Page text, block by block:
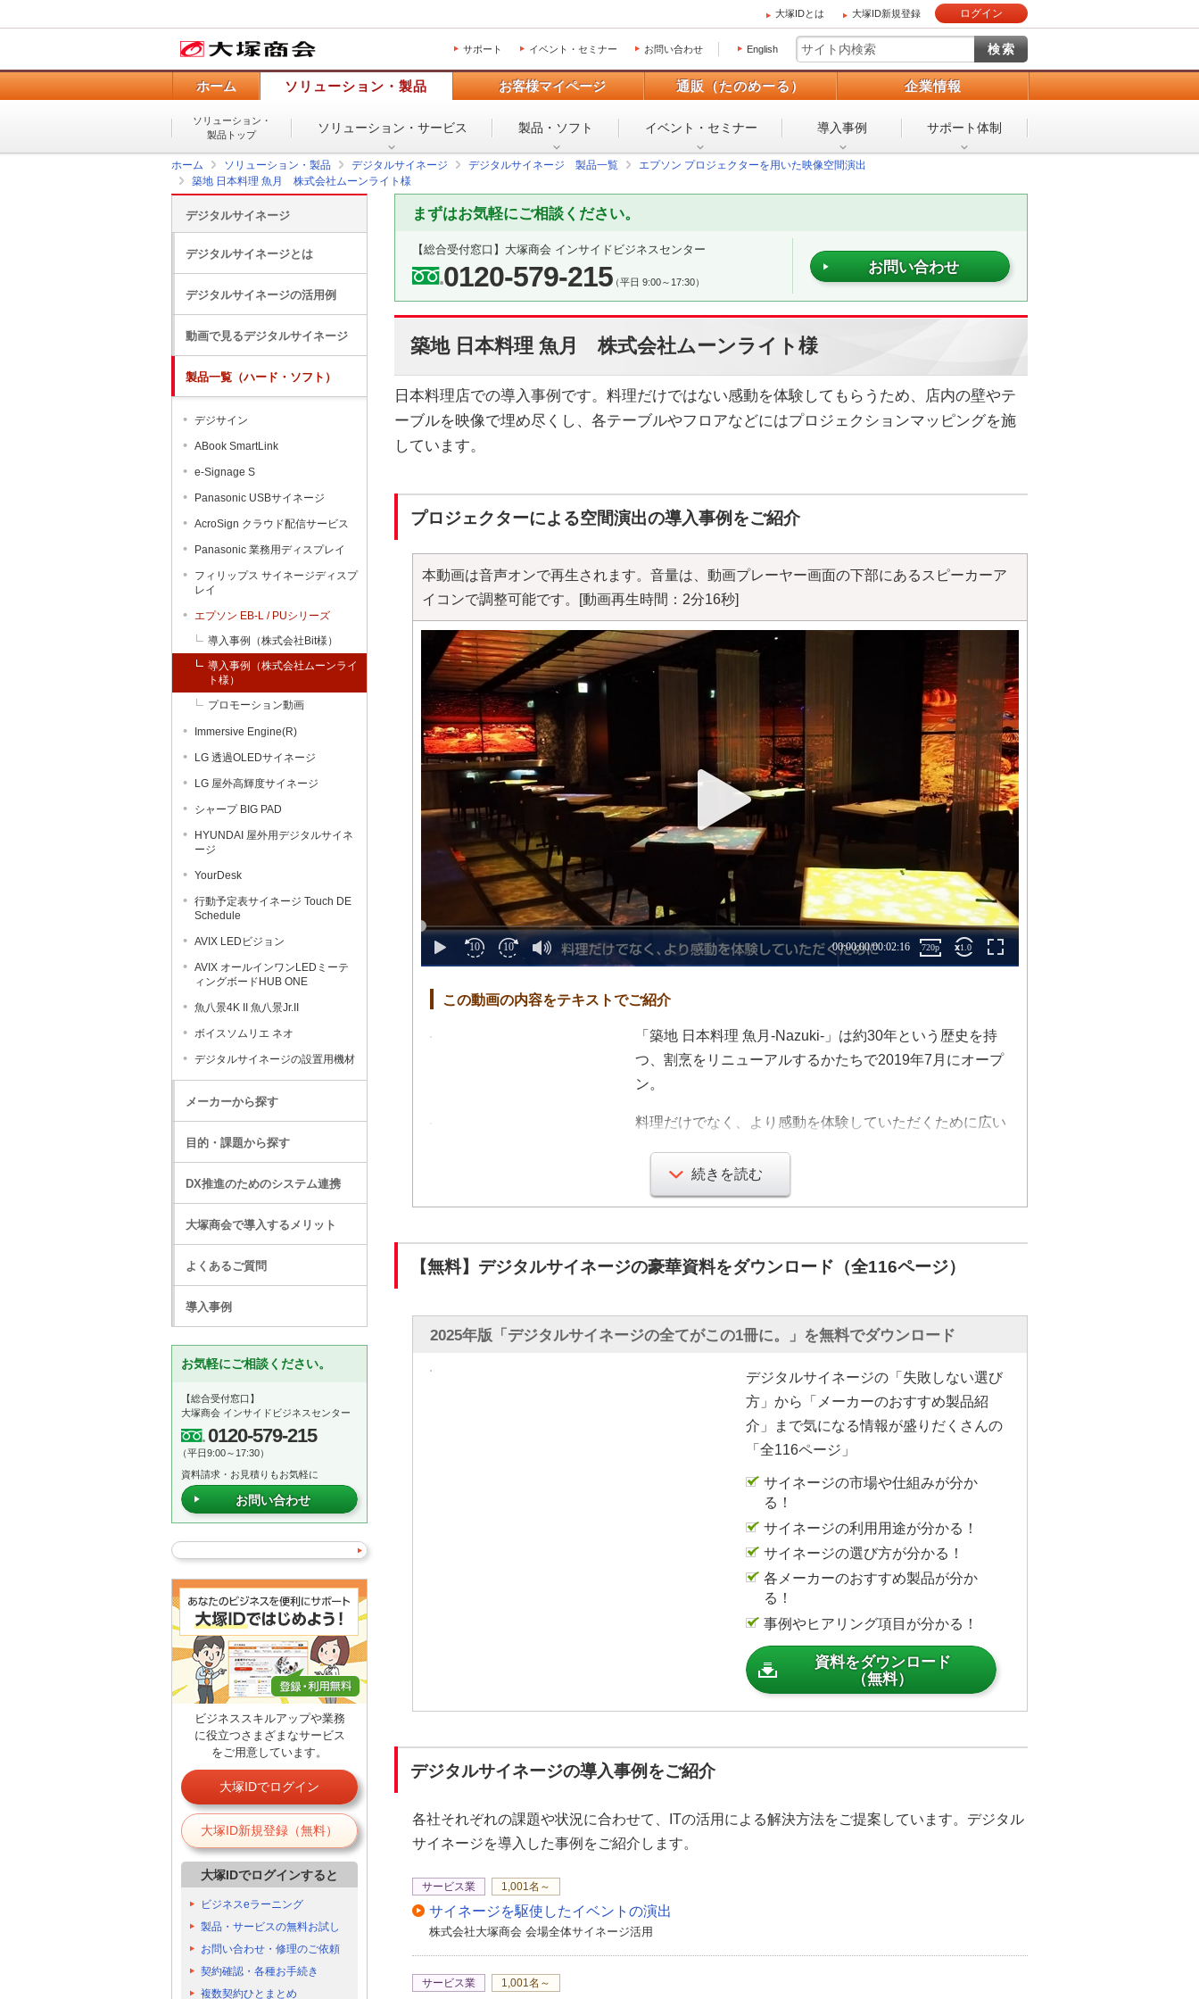
大塚IDとは 大塚ID新規登録 ログイン
サポート イベント・セミナー お問い合わせ English
ホーム ソリューション・製品 お客様マイページ 通販（たのめーる） 企業情報
ソリューション・
製品トップ
ソリューション・ サービス 製品・ソフト イベント・ セミナー 導入事例 サポート体制
ホーム ソリューション・製品 デジタルサイネージ デジタルサイネージ 製品一覧
エプソン プロジェクターを用いた映像空間演出
築地 日本料理 魚月 株式会社ムーンライト様
まずはお気軽にご相談ください。
【総合受付窓口】 大塚商会 インサイドビジネスセンター
0120-579-215（平日 9:00～17:30）
お問い合わせ
築地 日本料理 魚月 株式会社ムーンライト様
日本料理店での導入事例です。料理だけではない感動を体験してもらうため、店内の壁やテ
ーブルを映像で埋め尽くし、各テーブルやフロアなどにはプロジェクションマッピングを施
しています。
プロジェクターによる空間演出の導入事例をご紹介
本動画は音声オンで再生されます。音量は、動画プレーヤー画面の下部にあるスピーカーア
イコンで調整可能です。
[動画再生時間：2分16秒]
この動画の内容をテキストでご紹介
「築地 日本料理 魚月-Nazuki-」は約30年という歴史を持
つ、割烹をリニューアルするかたちで2019年7月にオープ
ン。
料理だけでなく、より感動を体験していただくために広い
なかでもこだわったのが、各テーブルやフロア、通路など
へのプロジェクションマッピング。これにはエプソンのプ
画面左上に見えるセンサーの活用で、花びらの舞う映像な
といったインタラクティブ性も実現。テーブルへのマッピ
ングは画角調整など難しいが、その調整のしやすさや基本
性能の高さなどがEV-105導入の決め手になった。
映像は「竹取物語」「鶴の恩返し」の物語シリーズと通常
映像5種類が用意されている。記念日用にお祝いメッセー
ジを記した映像をテーブル上に投写できるほか、EV-105
のスポットライト機能を活用することで照明の役割も担っ
ており、これらはタブレットを用いてワイヤレスで素早く
このほか、店舗入口の壁面にはエプソンのプロジェクター
「EB-L1505UH」と超短焦点ゼロオフセットレンズ
「ELPLX02」を用い、高さ3.5m×幅4mのエントランス壁
店舗入口へと続くエスカレーター下には白石を敷き詰めた
枯山水の庭が設けられ、水面にコイが泳ぐ映像を演出、こ
このようにEV-105は、プロジェクションマッピングなど
れている。
続きを読む
【無料】デジタルサイネージの豪華資料をダウンロード（全116ページ）
2025年版「デジタルサイネージの全てがこの1冊に。」を無料でダウンロード
デジタルサイネージの「失敗しない選び
方」から「メーカーのおすすめ製品紹
介」まで気になる情報が盛りだくさんの
「全116ページ」
サイネージの市場や仕組みが分か
る！
サイネージの利用用途が分かる！
サイネージの選び方が分かる！
各メーカーのおすすめ製品が分か
る！
事例やヒアリング項目が分かる！
資料をダウンロード
（無料）
デジタルサイネージの導入事例をご紹介
各社それぞれの課題や状況に合わせて、ITの活用による解決方法をご提案しています。デジタル
サイネージを導入した事例をご紹介します。
サービス業 1,001名～
サイネージを駆使したイベントの演出
株式会社大塚商会 会場全体サイネージ活用
サービス業 1,001名～
デジタルサイネージ
デジタルサイネージとは
デジタルサイネージの活用例
動画で見るデジタルサイネージ
製品一覧（ハード・ソフト）
デジサイン
ABook SmartLink
e-Signage S
Panasonic USBサイネージ
AcroSign クラウド配信サービス
Panasonic 業務用ディスプレイ
フィリップス サイネージディスプ
レイ
エプソン EB-L / PUシリーズ
導入事例（株式会社Bit様）
導入事例（株式会社ムーンライ
ト様）
プロモーション動画
Immersive Engine(R)
LG 透過OLEDサイネージ
LG 屋外高輝度サイネージ
シャープ BIG PAD
HYUNDAI 屋外用デジタルサイネ
ージ
YourDesk
行動予定表サイネージ Touch DE
Schedule
AVIX LEDビジョン
AVIX オールインワンLEDミーテ
ィングボードHUB ONE
魚八景4K II 魚八景Jr.II
ボイスソムリエ ネオ
デジタルサイネージの設置用機材
メーカーから探す
目的・課題から探す
DX推進のためのシステム連携
大塚商会で導入するメリット
よくあるご質問
導入事例
お気軽にご相談ください。
【総合受付窓口】
大塚商会 インサイドビジネスセンター
0120-579-215
（平日9:00～17:30）
資料請求・お見積りもお気軽に
お問い合わせ
ビジネススキルアップや業務
に役立つさまざまなサービス
をご用意しています。
大塚IDでログイン
大塚ID新規登録（無料）
大塚IDでログインすると
ビジネスeラーニング
製品・サービスの無料お試し
お問い合わせ・修理のご依頼
契約確認・各種お手続き
複数契約ひとまとめ